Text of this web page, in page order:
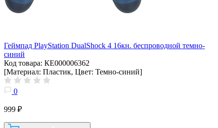
Геймпад PlayStation DualShock 4 16кн. беспроводной темно-
синий
Код товара: КЕ000006362
[Материал: Пластик, Цвет: Темно-синий]
0
999 ₽